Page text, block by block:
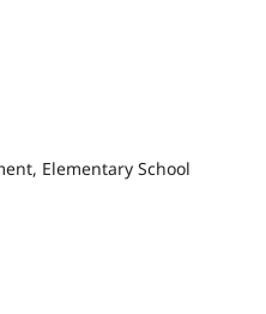
Elementary School